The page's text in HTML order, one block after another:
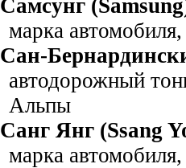
Самсунг (Samsung
марка
Сан-
автодорожный
Альпы
Санг Янг (Ssang
марка